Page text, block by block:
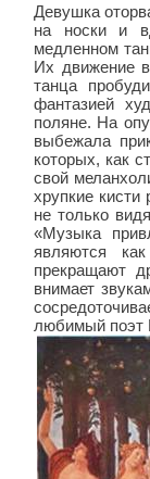
Девушка
на носки и
медленном
Их движение
танца
фантазией
поляне. На
выбежала
которых, как
свой
хрупкие кисти
не только
«Музыка
являются
прекращают
внимает
любимый поэт